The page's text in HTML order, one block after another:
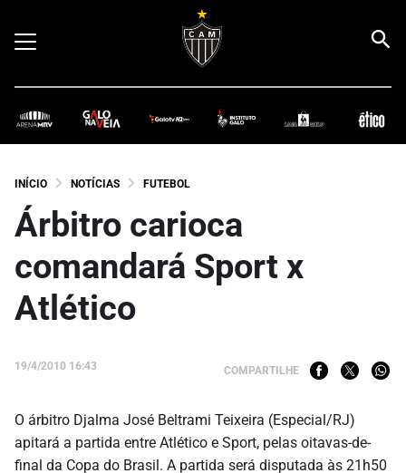
INÍCIO NOTÍCIAS FUTEBOL
Árbitro carioca
comandará Sport x
Atlético
19/4/2010 16:43 COMPARTILHE
O árbitro Djalma José Beltrami Teixeira (Especial/RJ)
apitará a partida entre Atlético e Sport, pelas oitavas-de-
final da Copa do Brasil. A partida será disputada às 21h50